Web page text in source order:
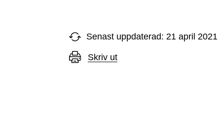
Senast uppdaterad: 21 april 2021
Skriv ut